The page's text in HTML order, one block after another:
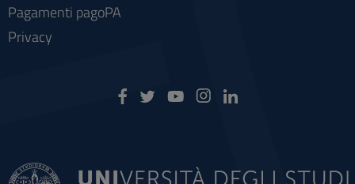
Pagamenti pagoPA
Privacy